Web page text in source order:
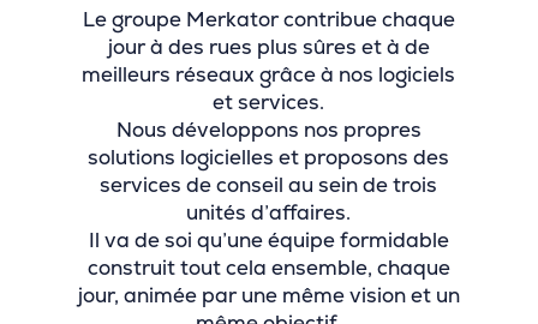
Le groupe Merkator contribue chaque
jour à des rues plus sûres et à de
meilleurs réseaux grâce à nos logiciels
et services.
Nous développons nos propres
solutions logicielles et proposons des
services de conseil au sein de trois
unités d’affaires.
Il va de soi qu’une équipe formidable
construit tout cela ensemble, chaque
jour, animée par une même vision et un